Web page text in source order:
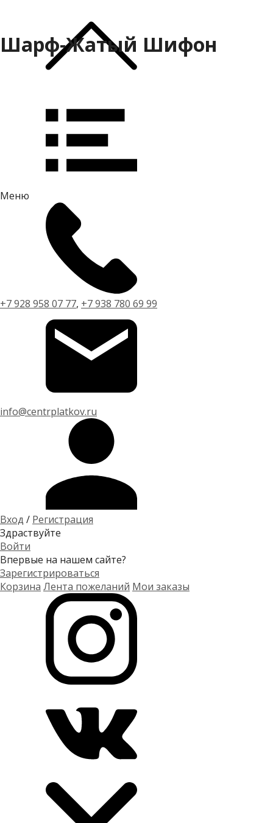
Меню
+7 928 958 07 77, +7 938 780 69 99
info@centrplatkov.ru
Вход / Регистрация
Здраствуйте
Войти
Впервые на нашем сайте?
Зарегистрироваться
Корзина Лента пожеланий Мои заказы
Шарф-Жатый Шифон